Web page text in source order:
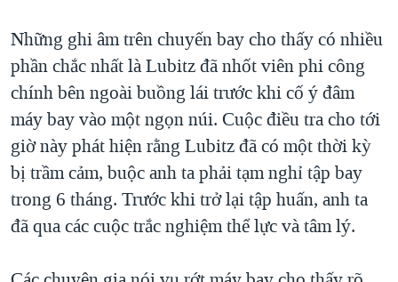
Những ghi âm trên chuyến bay cho thấy có nhiều
phần chắc nhất là Lubitz đã nhốt viên phi công
chính bên ngoài buồng lái trước khi cố ý đâm
máy bay vào một ngọn núi. Cuộc điều tra cho tới
giờ này phát hiện rằng Lubitz đã có một thời kỳ
bị trầm cảm, buộc anh ta phải tạm nghỉ tập bay
trong 6 tháng. Trước khi trở lại tập huấn, anh ta
đã qua các cuộc trắc nghiệm thể lực và tâm lý.